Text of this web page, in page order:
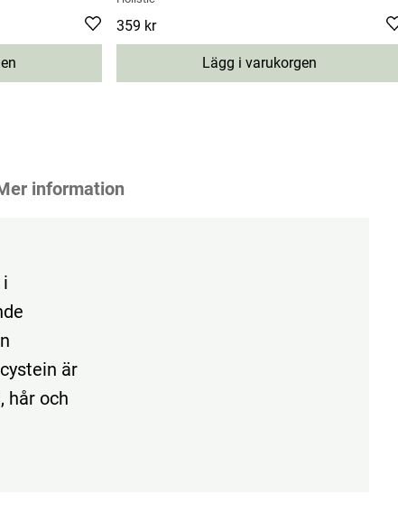
Pris :359 kr
359 kr
Lägg i varukorgen
information
är
hår och